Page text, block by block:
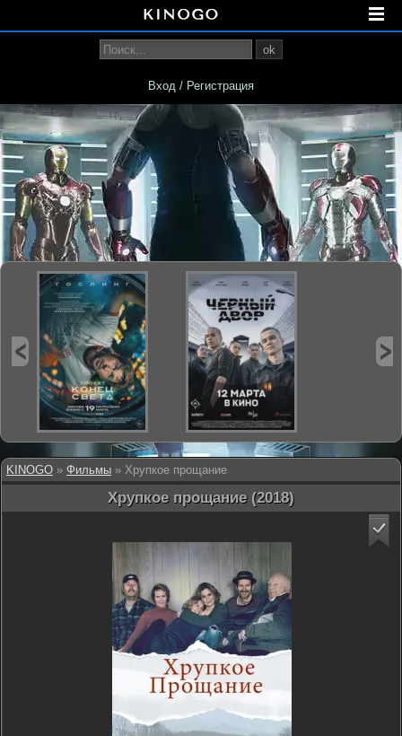
KINOGO » Фильмы » Хрупкое прощание
Хрупкое прощание (2018)
ok
Вход / Регистрация